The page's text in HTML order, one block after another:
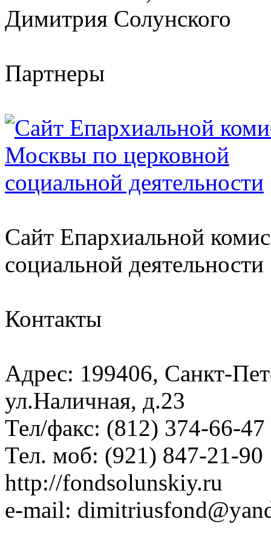
Димитрия Солунского
Партнеры
Сайт Епархиальной
социальной деятельности
Контакты
Адрес: 199406, Санкт-
ул.Наличная, д.23
Тел/факс: (812) 374-66-47
Тел. моб: (921) 847-21-90
http://fondsolunskiy.ru
e-mail: